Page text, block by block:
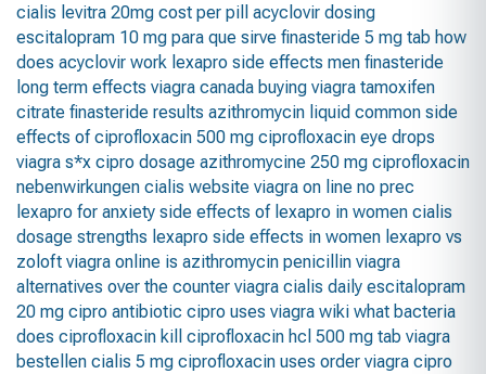
cialis levitra 20mg cost per pill
acyclovir dosing
escitalopram 10 mg para que sirve finasteride 5 mg tab how
does acyclovir work lexapro side effects men finasteride
long term effects viagra canada buying viagra tamoxifen
citrate finasteride results azithromycin liquid common side
effects of ciprofloxacin 500 mg ciprofloxacin eye drops
viagra s*x cipro dosage azithromycine 250 mg ciprofloxacin
nebenwirkungen cialis website viagra on line no prec
lexapro for anxiety side effects of lexapro in women cialis
dosage strengths lexapro side effects in women lexapro vs
zoloft viagra online is azithromycin penicillin viagra
alternatives over the counter viagra cialis daily escitalopram
20 mg cipro antibiotic cipro uses viagra wiki what bacteria
does ciprofloxacin kill
ciprofloxacin hcl 500 mg tab viagra
bestellen cialis 5 mg ciprofloxacin uses order viagra cipro